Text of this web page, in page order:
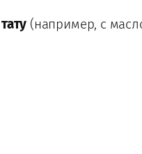
(например, с